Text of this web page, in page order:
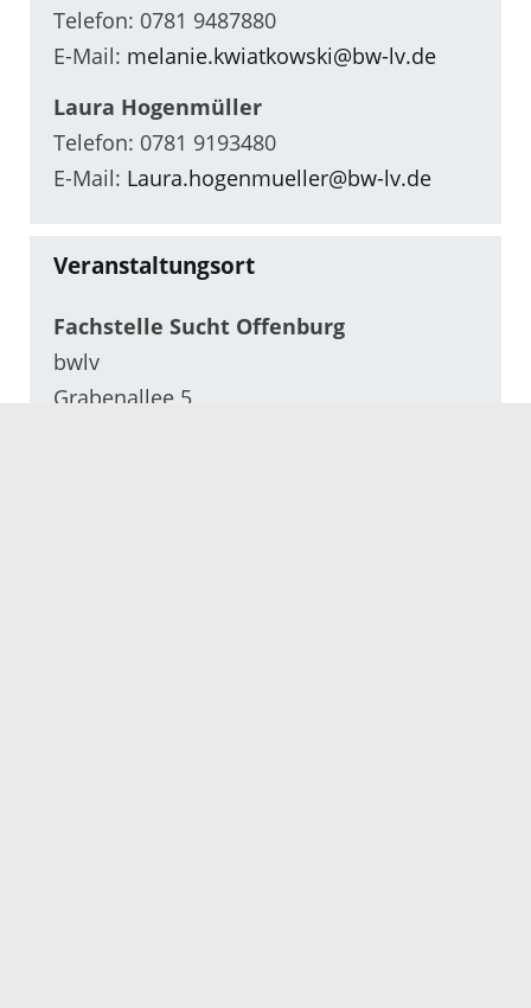
Telefon: 0781 9487880
E-Mail: melanie.kwiatkowski@bw-lv.de
Laura Hogenmüller
Telefon: 0781 9193480
E-Mail: Laura.hogenmueller@bw-lv.de
Veranstaltungsort
Fachstelle Sucht Offenburg
bwlv
Grabenallee 5